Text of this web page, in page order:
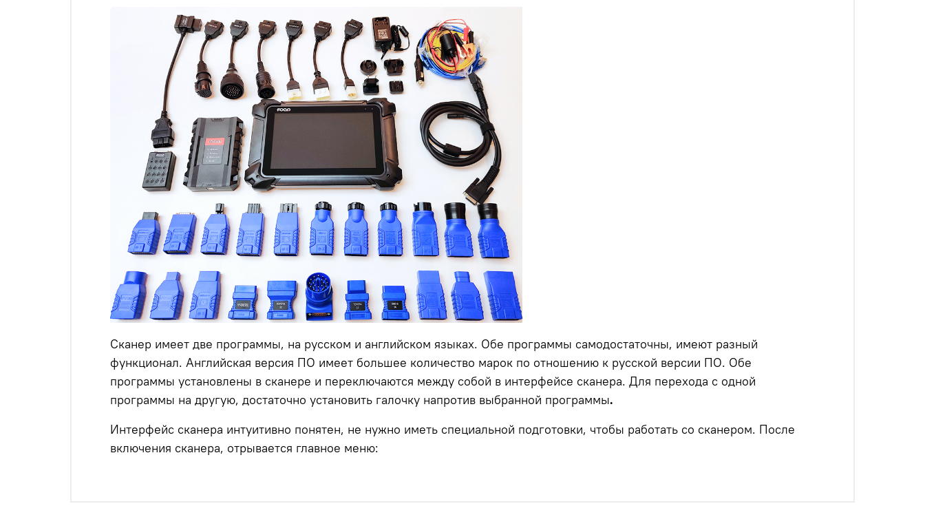
Сканер имеет две программы, на русском и английском языках. Обе программы самодостаточны, имеют разный
функционал. Английская версия ПО имеет большее количество марок по отношению к русской версии ПО. Обе
программы установлены в сканере и переключаются между собой в интерфейсе сканера. Для перехода с одной
программы на другую, достаточно установить галочку напротив выбранной программы.
Интерфейс сканера интуитивно понятен, не нужно иметь специальной подготовки, чтобы работать со сканером. После
включения сканера, отрывается главное меню: